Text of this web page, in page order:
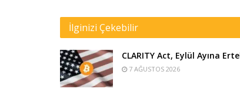
İlginizi Çekebilir
CLARITY Act, Eylül Ayına
7 AĞUSTOS 2026